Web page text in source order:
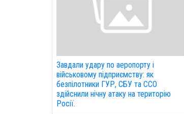
Завдали удару по аеропорту і
військовому підприємству: як
безпілотники ГУР, СБУ та ССО
здійснили нічну атаку на територію
Росії.